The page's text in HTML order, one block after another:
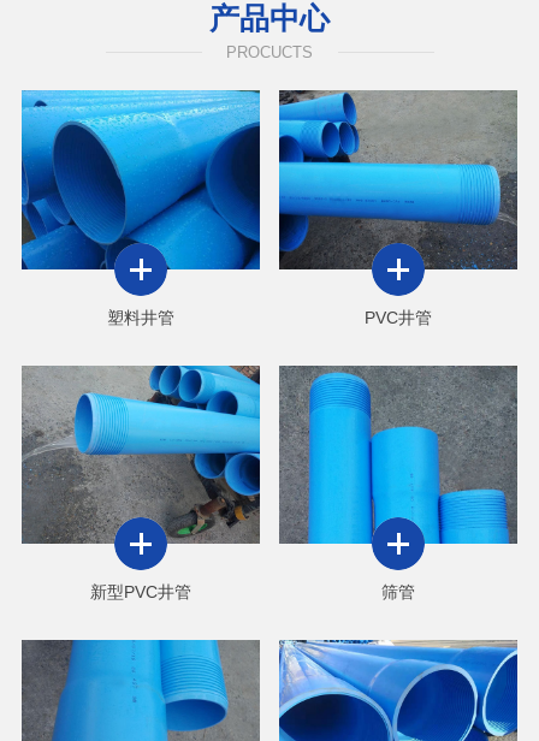
产品中心
PROCUCTS
塑料井管 PVC井管
新型PVC井管 筛管